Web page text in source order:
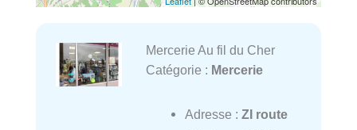
Mercerie Au fil du Cher
Catégorie : Mercerie
Adresse : ZI route